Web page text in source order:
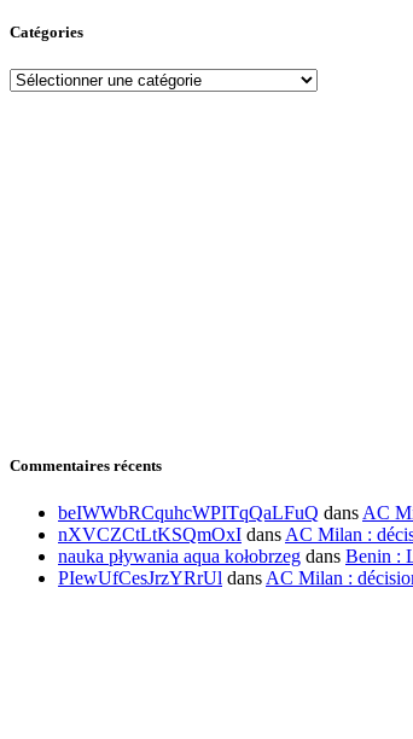
Catégories
Commentaires récents
beIWWbRCquhcWPITqQaLFuQ dans AC
nXVCZCtLtKSQmOxI dans AC Milan :
nauka pływania aqua kołobrzeg dans Benin :
PIewUfCesJrzYRrUl dans AC Milan :